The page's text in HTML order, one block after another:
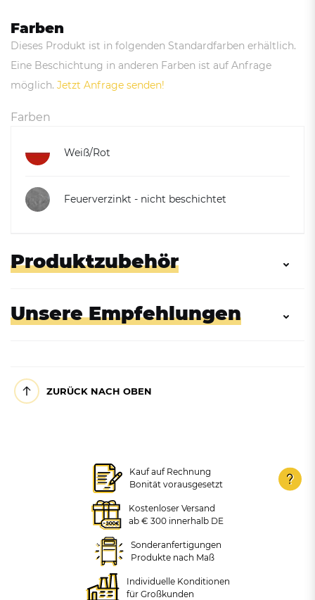
Farben
Dieses Produkt ist in folgenden Standardfarben erhältlich.
Eine Beschichtung in anderen Farben ist auf Anfrage
möglich. Jetzt Anfrage senden!
Farben
Weiß/Rot
Feuerverzinkt - nicht beschichtet
Produktzubehör
ZUM PRODUKT
Unsere Empfehlungen
Absperrpfosten aus
Stahlrohr 70x70 mm,
ZURÜCK NACH OBEN
Kauf auf Rechnung
Bonität vorausgesetzt
Kostenloser Versand
ab € 300 innerhalb DE
Sonderanfertigungen
Produkte nach Maß
Individuelle Konditionen
für Großkunden